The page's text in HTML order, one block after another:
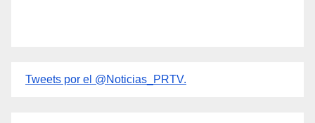
Tweets por el @Noticias_PRTV.